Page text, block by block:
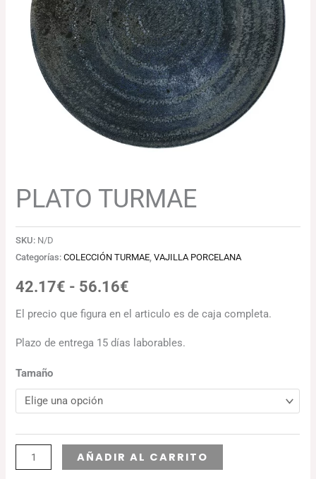
PLATO TURMAE
SKU: N/D
Categorías:COLECCIÓN TURMAE ,VAJILLA PORCELANA
42.17€ - 56.16€
42.17€
hasta
56.16€
El precio que figura en el articulo es de caja completa.
Plazo de entrega 15 días laborables.
Tamaño
AÑADIR AL CARRITO